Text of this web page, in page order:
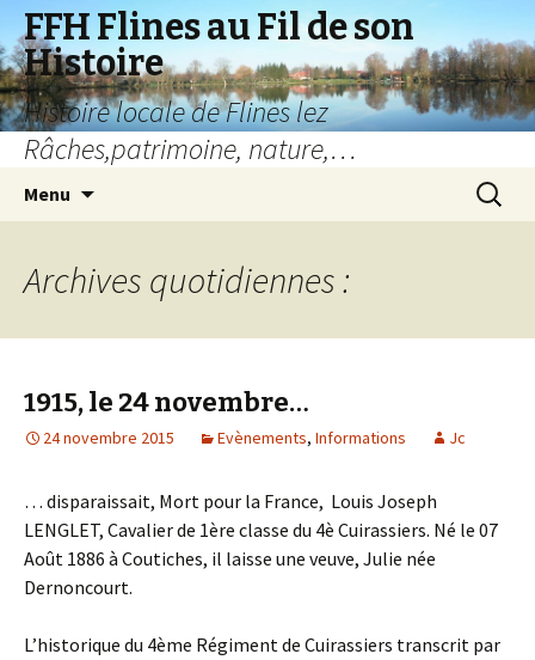
FFH Flines au Fil de son
Histoire
Histoire locale de Flines lez
Râches,patrimoine, nature,…
Menu
Archives quotidiennes :
1915, le 24 novembre…
24 novembre 2015 Evènements, Informations Jc
… disparaissait, Mort pour la France, Louis Joseph
LENGLET, Cavalier de 1ère classe du 4è Cuirassiers. Né le 07
Août 1886 à Coutiches, il laisse une veuve, Julie née
Dernoncourt.
L’historique du 4ème Régiment de Cuirassiers transcrit par